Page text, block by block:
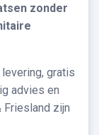
zonder
gratis
advies en
Friesland zijn